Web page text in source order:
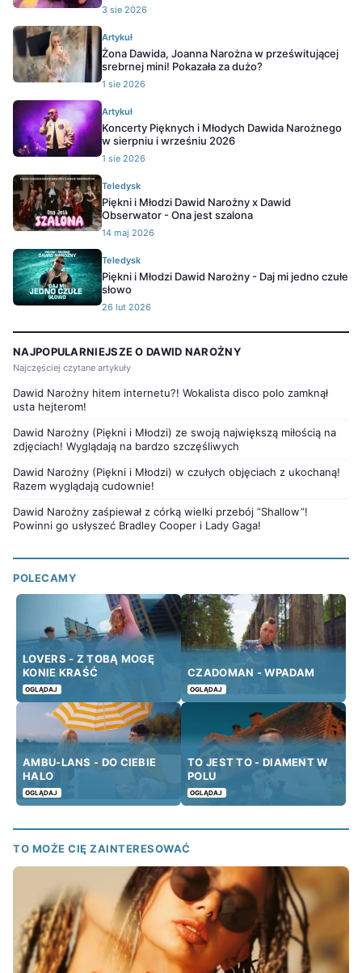
3 sie 2026
Artykuł
Żona Dawida, Joanna Narożna w prześwitującej
srebrnej mini! Pokazała za dużo?
1 sie 2026
Artykuł
Koncerty Pięknych i Młodych Dawida Narożnego
w sierpniu i wrześniu 2026
1 sie 2026
Teledysk
Piękni i Młodzi Dawid Narożny x Dawid
Obserwator - Ona jest szalona
14 maj 2026
Teledysk
Piękni i Młodzi Dawid Narożny - Daj mi jedno czułe
słowo
26 lut 2026
NAJPOPULARNIEJSZE O DAWID NAROŻNY
Najczęściej czytane artykuły
Dawid Narożny hitem internetu?! Wokalista disco polo zamknął
usta hejterom!
Dawid Narożny (Piękni i Młodzi) ze swoją największą miłością na
zdjęciach! Wyglądają na bardzo szczęśliwych
Dawid Narożny (Piękni i Młodzi) w czułych objęciach z ukochaną!
Razem wyglądają cudownie!
Dawid Narożny zaśpiewał z córką wielki przebój ”Shallow”!
Powinni go usłyszeć Bradley Cooper i Lady Gaga!
POLECAMY
LOVERS - Z TOBĄ MOGĘ
KONIE KRAŚĆ
OGLĄDAJ
CZADOMAN - WPADAM
OGLĄDAJ
AMBU-LANS - DO CIEBIE
HALO
OGLĄDAJ
TO JEST TO - DIAMENT W
POLU
OGLĄDAJ
TO MOŻE CIĘ ZAINTERESOWAĆ